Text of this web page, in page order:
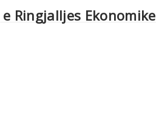
Ringjalljes Ekonomike